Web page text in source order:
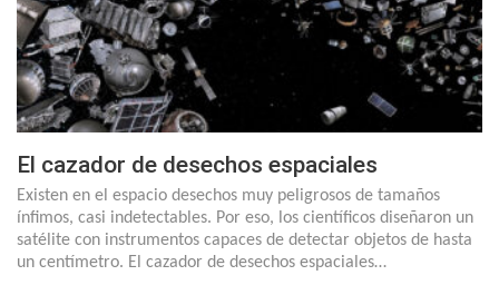
El cazador de desechos espaciales
Existen en el espacio desechos muy peligrosos de tamaños
ínfimos, casi indetectables. Por eso, los científicos diseñaron un
satélite con instrumentos capaces de detectar objetos de hasta
un centímetro. El cazador de desechos espaciales…